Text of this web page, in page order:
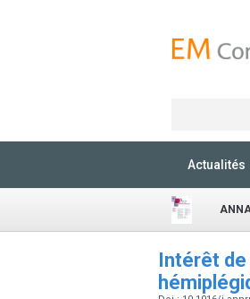
Actualités
Intérêt de